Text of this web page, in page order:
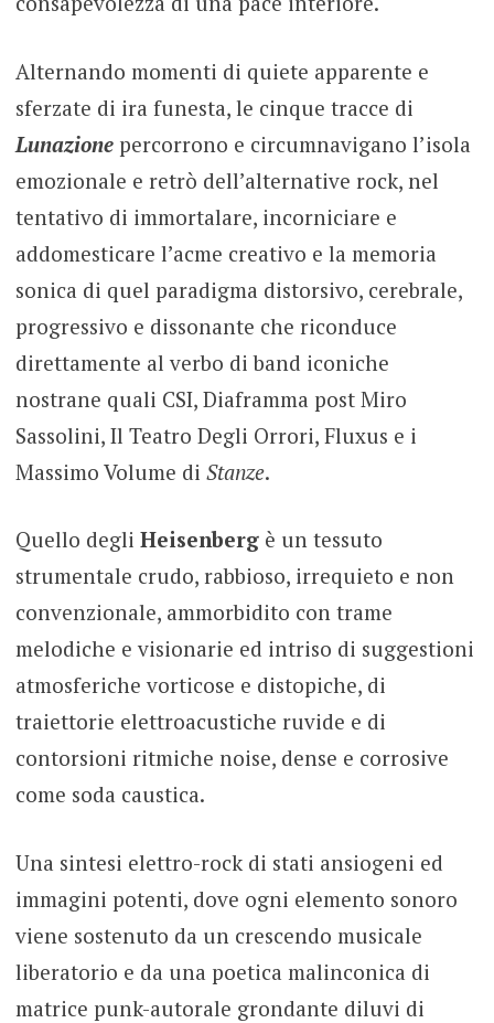
Alternando momenti di quiete apparente e
sferzate di ira funesta, le cinque tracce di
Lunazionepercorrono e circumnavigano l’isola
emozionale e retrò dell’alternative rock, nel
tentativo di immortalare, incorniciare e
addomesticare l’acme creativo e la memoria
sonica di quel paradigma distorsivo, cerebrale,
progressivo e dissonante che riconduce
direttamente al verbo di band iconiche
nostrane quali CSI, Diaframma post Miro
Sassolini, Il Teatro Degli Orrori, Fluxus e i
Massimo Volume di Stanze.
Quello degli Heisenbergè un tessuto
strumentale crudo, rabbioso, irrequieto e non
convenzionale, ammorbidito con trame
melodiche e visionarie ed intriso di suggestioni
atmosferiche vorticose e distopiche, di
traiettorie elettroacustiche ruvide e di
contorsioni ritmiche noise, dense e corrosive
come soda caustica.
Una sintesi elettro-rock di stati ansiogeni ed
immagini potenti, dove ogni elemento sonoro
viene sostenuto da un crescendo musicale
liberatorio e da una poetica malinconica di
matrice punk-autorale grondante diluvi di